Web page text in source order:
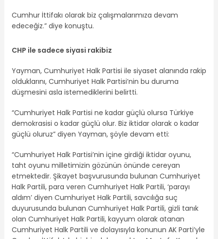
Cumhur İttifakı olarak biz çalışmalarımıza devam
edeceğiz.” diye konuştu.
CHP ile sadece siyasi rakibiz
Yayman, Cumhuriyet Halk Partisi ile siyaset alanında rakip
olduklarını, Cumhuriyet Halk Partisi’nin bu duruma
düşmesini asla istemediklerini belirtti.
“Cumhuriyet Halk Partisi ne kadar güçlü olursa Türkiye
demokrasisi o kadar güçlü olur. Biz iktidar olarak o kadar
güçlü oluruz” diyen Yayman, şöyle devam etti:
“Cumhuriyet Halk Partisi’nin içine girdiği iktidar oyunu,
taht oyunu milletimizin gözünün önünde cereyan
etmektedir. Şikayet başvurusunda bulunan Cumhuriyet
Halk Partili, para veren Cumhuriyet Halk Partili, ‘parayı
aldım’ diyen Cumhuriyet Halk Partili, savcılığa suç
duyurusunda bulunan Cumhuriyet Halk Partili, gizli tanık
olan Cumhuriyet Halk Partili, kayyum olarak atanan
Cumhuriyet Halk Partili ve dolayısıyla konunun AK Parti’yle